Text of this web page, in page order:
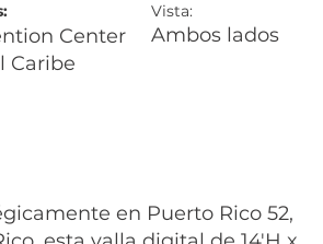
en Puerto Rico 52,
Center
Caribe
Vista:
Ambos lados